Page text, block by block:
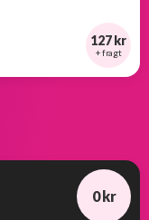
127 kr
+ fragt
0 kr